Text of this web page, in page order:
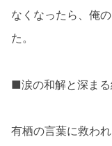
なくなったら、俺
た。
■涙の和解と深ま
有栖の言葉に救わ